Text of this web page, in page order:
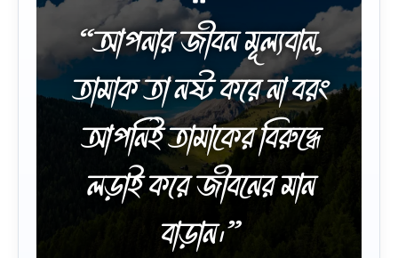
“আপনার জীবন মূল্যবান,
তামাক তা নষ্ট করে না বরং
আপনিই তামাকের বিরুদ্ধে
লড়াই করে জীবনের মান
বাড়ান।”